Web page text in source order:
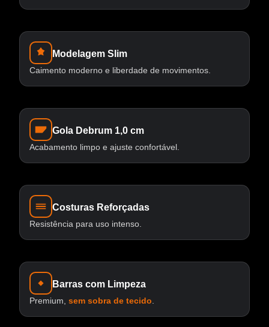
Modelagem Slim
Caimento moderno e liberdade de movimentos.
Gola Debrum 1,0 cm
Acabamento limpo e ajuste confortável.
Costuras Reforçadas
Resistência para uso intenso.
Barras com Limpeza
Premium, sem sobra de tecido.